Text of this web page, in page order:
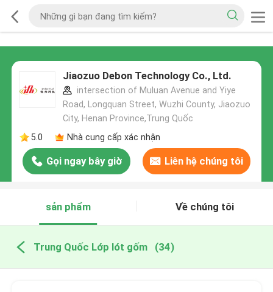
Jiaozuo Debon Technology Co., Ltd.
intersection of Muluan Avenue and Yiye
Road, Longquan Street, Wuzhi County, Jiaozuo
City, Henan Province,Trung Quốc
5.0
Nhà cung cấp xác nhận
Gọi ngay bây giờ Liên hệ chúng tôi
sản phẩm Về chúng tôi
Trung Quốc Lớp lót gốm (34)